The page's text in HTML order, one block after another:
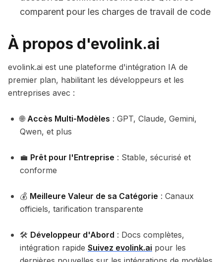
comparent pour les charges de travail de code
À propos d'evolink.ai
evolink.ai est une plateforme d'intégration IA de
premier plan, habilitant les développeurs et les
entreprises avec :
🌐 Accès Multi-Modèles : GPT, Claude, Gemini,
Qwen, et plus
💼 Prêt pour l'Entreprise : Stable, sécurisé et
conforme
💰 Meilleure Valeur de sa Catégorie : Canaux
officiels, tarification transparente
🛠️ Développeur d'Abord : Docs complètes,
intégration rapide Suivez evolink.ai pour les